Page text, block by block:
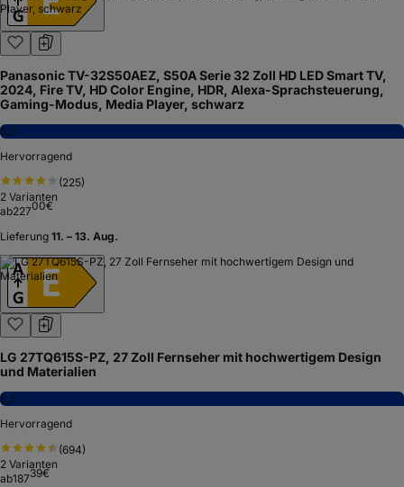
Panasonic TV-32S50AEZ, S50A Serie 32 Zoll HD LED Smart TV,
2024, Fire TV, HD Color Engine, HDR, Alexa-Sprachsteuerung,
Gaming-Modus, Media Player, schwarz
8,0
Hervorragend
(225)
2 Varianten
ab22700€
Lieferung 11. – 13. Aug.
LG 27TQ615S-PZ, 27 Zoll Fernseher mit hochwertigem Design
und Materialien
8,3
Hervorragend
(694)
2 Varianten
ab18739€